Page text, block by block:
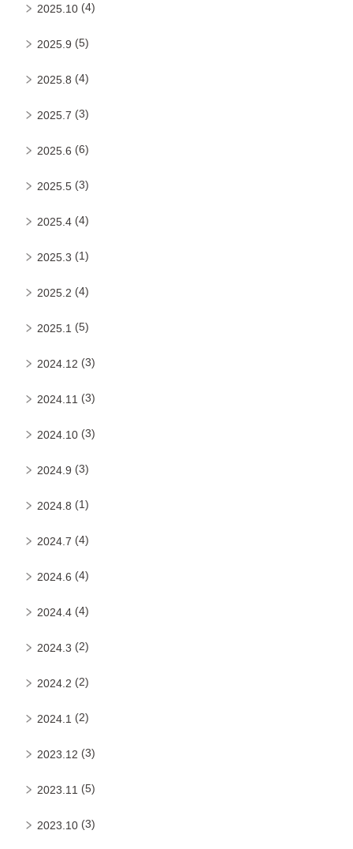
2025.10 (4)
2025.9 (5)
2025.8 (4)
2025.7 (3)
2025.6 (6)
2025.5 (3)
2025.4 (4)
2025.3 (1)
2025.2 (4)
2025.1 (5)
2024.12 (3)
2024.11 (3)
2024.10 (3)
2024.9 (3)
2024.8 (1)
2024.7 (4)
2024.6 (4)
2024.4 (4)
2024.3 (2)
2024.2 (2)
2024.1 (2)
2023.12 (3)
2023.11 (5)
2023.10 (3)